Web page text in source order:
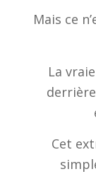
Mais ce
La
Cet